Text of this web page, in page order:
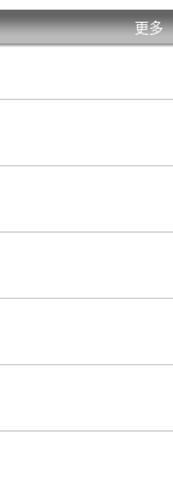
0.00% 0.67%
美元/吨
更多